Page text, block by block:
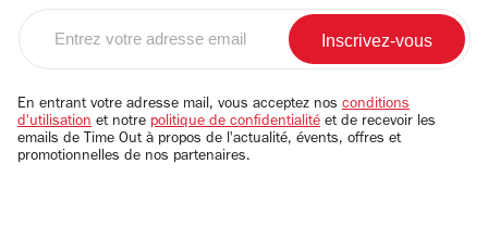
email
En entrant votre adresse mail, vous acceptez nos conditions
d'utilisation et notre politique de confidentialité et de recevoir les
emails de Time Out à propos de l'actualité, évents, offres et
promotionnelles de nos partenaires.